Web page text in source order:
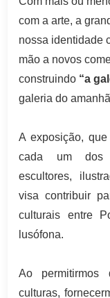
com a arte, a
nossa identidade
mão a novos
construindo “a
galeria do
A exposição,
cada um dos
escultores,
visa contribuir
culturais entre
lusófona.
Ao permitirmos
culturas,